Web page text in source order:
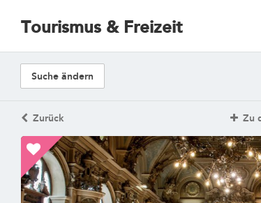
Tourismus & Freizeit
Suche ändern
Zurück Zu